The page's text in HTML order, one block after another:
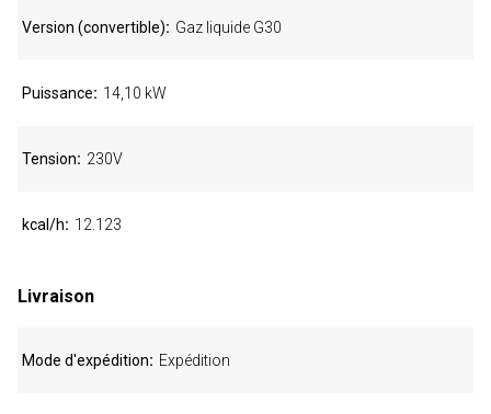
Version (convertible) Gaz liquide G30
Puissance 14,10 kW
Tension 230V
kcal/h 12.123
Livraison
Mode d'expédition Expédition